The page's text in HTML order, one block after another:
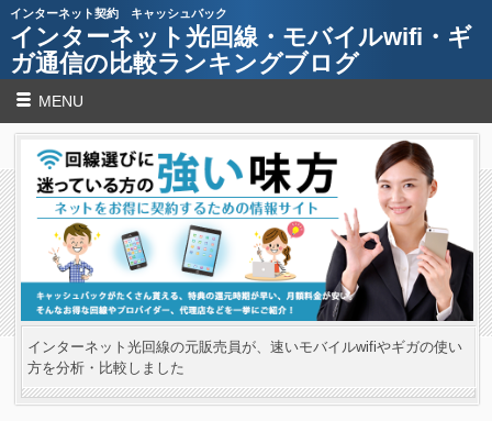
インターネット契約 キャッシュバック
インターネット光回線・モバイルwifi・ギ
ガ通信の比較ランキングブログ
MENU
インターネット光回線の元販売員が、速いモバイルwifiやギガの使い
方を分析・比較しました